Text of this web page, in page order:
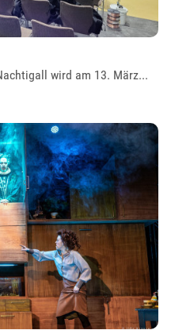
wird am 13. März...